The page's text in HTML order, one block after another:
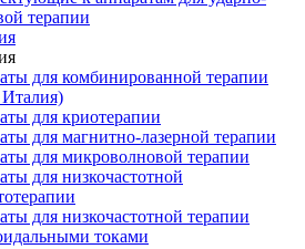
терапии
для комбинированной терапии
для криотерапии
для магнитно-лазерной терапии
для микроволновой терапии
для низкочастотной
для низкочастотной терапии
токами